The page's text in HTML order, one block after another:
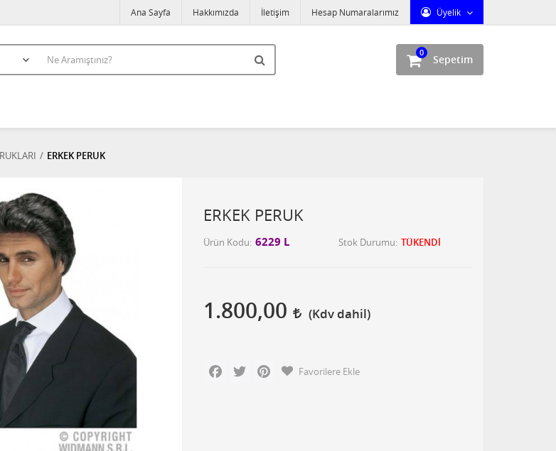
Üyelik
Ana Sayfa Hakkımızda İletişim Hesap Numaralarımız
Sepetim
0
ERKEK PERUK
ERKEK PERUK
Ürün Kodu 6229 L Stok Durumu TÜKENDİ
1.800,00
Facebook
Twitter PinterestFavorilere Ekle